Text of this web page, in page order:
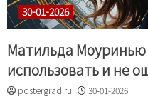
30-01-2026
Матильда
использовать и не
postergrad.ru 30-01-2026